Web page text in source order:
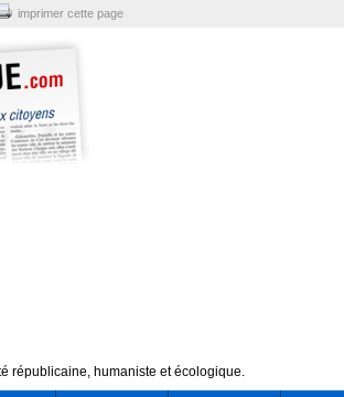
imprimer cette page
républicaine, humaniste et écologique.